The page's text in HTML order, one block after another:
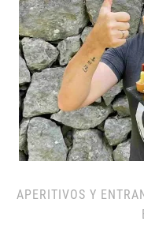
APERITIVOS Y